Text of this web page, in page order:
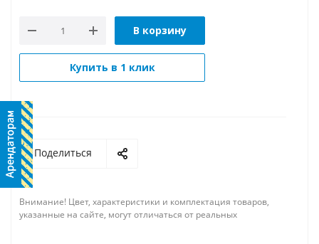
В корзину
Купить в 1 клик
Поделиться
Внимание! Цвет, характеристики и комплектация товаров,
указанные на сайте, могут отличаться от реальных